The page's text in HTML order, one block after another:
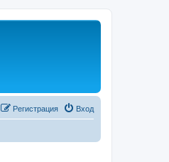
Вход
Регистрация